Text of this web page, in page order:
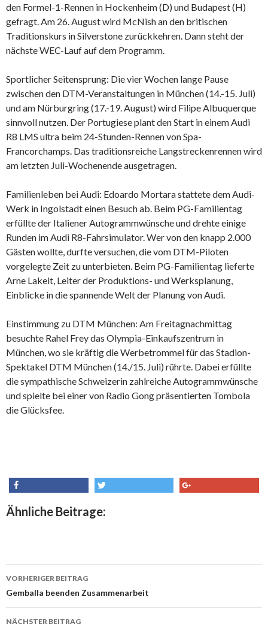
den Formel-1-Rennen in Hockenheim (D) und Budapest (H)
gefragt. Am 26. August wird McNish an den britischen
Traditionskurs in Silverstone zurückkehren. Dann steht der
nächste WEC-Lauf auf dem Programm.
Sportlicher Seitensprung: Die vier Wochen lange Pause
zwischen den DTM-Veranstaltungen in München (14.-15. Juli)
und am Nürburgring (17.-19. August) wird Filipe Albuquerque
sinnvoll nutzen. Der Portugiese plant den Start in einem Audi
R8 LMS ultra beim 24-Stunden-Rennen von Spa-
Francorchamps. Das traditionsreiche Langstreckenrennen wird
am letzten Juli-Wochenende ausgetragen.
Familienleben bei Audi: Edoardo Mortara stattete dem Audi-
Werk in Ingolstadt einen Besuch ab. Beim PG-Familientag
erfüllte der Italiener Autogrammwünsche und drehte einige
Runden im Audi R8-Fahrsimulator. Wer von den knapp 2.000
Gästen wollte, durfte versuchen, die vom DTM-Piloten
vorgelegte Zeit zu unterbieten. Beim PG-Familientag lieferte
Arne Lakeit, Leiter der Produktions- und Werksplanung,
Einblicke in die spannende Welt der Planung von Audi.
Einstimmung zu DTM München: Am Freitagnachmittag
besuchte Rahel Frey das Olympia-Einkaufszentrum in
München, wo sie kräftig die Werbetrommel für das Stadion-
Spektakel DTM München (14./15. Juli) rührte. Dabei erfüllte
die sympathische Schweizerin zahlreiche Autogrammwünsche
und spielte bei einer von Radio Gong präsentierten Tombola
die Glücksfee.
share
Ähnliche Beitrage:
Beitrags-
Navigation
VORHERIGER BEITRAG
Gemballa beenden Zusammenarbeit
NÄCHSTER BEITRAG